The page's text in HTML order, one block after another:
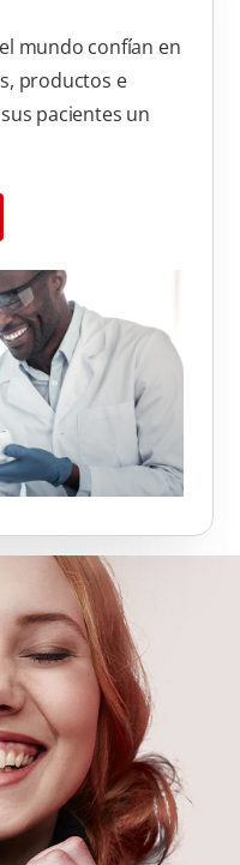
mundo confían en
productos e
pacientes un